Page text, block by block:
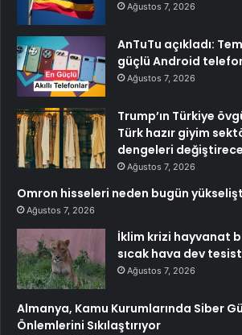
Ağustos 7, 2026
AnTuTu açıkladı:
güçlü Android
Ağustos 7, 2026
Trump’ın Türkiye
Türk hazır giyim
dengeleri
Ağustos 7, 2026
Omron hisseleri neden bugün
Ağustos 7, 2026
İklim krizi hayvanat
sıcak hava dev
Ağustos 7, 2026
Almanya, Kamu Kurumlarında Siber
Önlemlerini Sıkılaştırıyor